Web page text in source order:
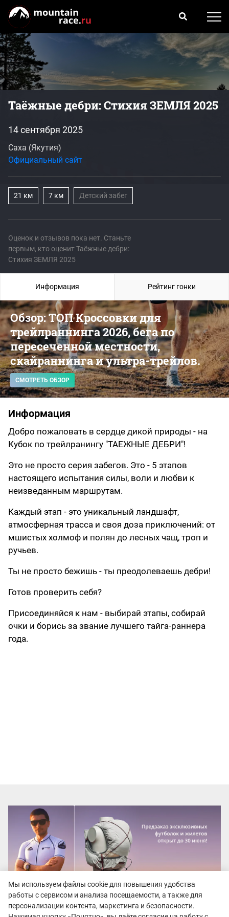
Таёжные дебри: Стихия ЗЕМЛЯ 2025
Оценок и отзывов пока нет. Станьте
первым, кто оценит Таёжные дебри:
Стихия ЗЕМЛЯ 2025
14 сентября 2025
Саха (Якутия)
Официальный сайт
21 км 7 км Детский забег
Обзор: ТОП Кроссовки для
трейлраннинга 2026, бега по
пересеченной местности,
скайраннинга и ультра-трейлов.
СМОТРЕТЬ ОБЗОР
Информация
Добро пожаловать в сердце дикой природы - на
Кубок по трейлранингу "ТАЕЖНЫЕ ДЕБРИ"!
Это не просто серия забегов. Это - 5 этапов
настоящего испытания силы, воли и любви к
неизведанным маршрутам.
Каждый этап - это уникальный ландшафт,
атмосферная трасса и своя доза приключений: от
мшистых холмоф и полян до лесных чащ, троп и
ручьев.
Ты не просто бежишь - ты преодолеваешь дебри!
Готов проверить себя?
Присоединяйся к нам - выбирай этапы, собирай
очки и борись за звание лучшего тайга-раннера
года.
Информация Рейтинг гонки
Мы используем файлы cookie для повышения удобства
работы с сервисом и анализа посещаемости, а также для
персонализации контента, маркетинга и безопасности.